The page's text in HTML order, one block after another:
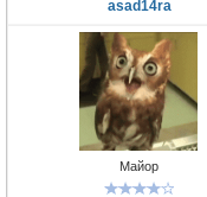
asad14ra
Майор